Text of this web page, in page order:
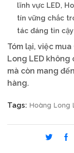
lĩnh vực LED,
tín vững chắc
tác đáng tin
Tóm lại, việc
Long LED không
mà còn mang
hàng.
Tags: Hoàng Long